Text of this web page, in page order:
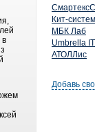
Кит-
МБК Лаб
Umbrella IT
АТОЛЛис
Добавь
в